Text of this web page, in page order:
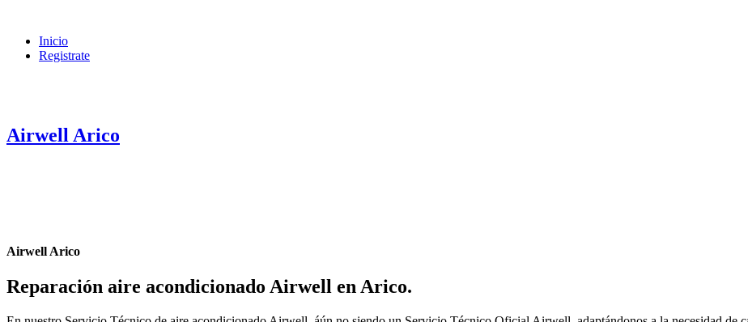
Inicio
Registrate
Airwell Arico
Airwell Arico
Reparación aire acondicionado Airwell en Arico.